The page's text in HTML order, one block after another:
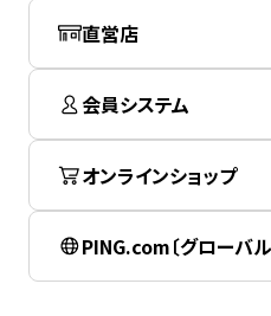
直営店
会員システム
オンラインショップ
PING.com〔グローバル